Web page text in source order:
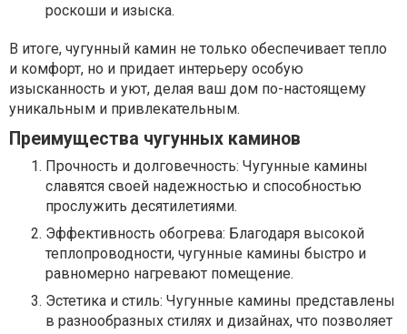
роскоши и изыска.
В итоге, чугунный камин не только обеспечивает тепло
и комфорт, но и придает интерьеру особую
изысканность и уют, делая ваш дом по-настоящему
уникальным и привлекательным.
Преимущества чугунных каминов
Прочность и долговечность: Чугунные камины
славятся своей надежностью и способностью
прослужить десятилетиями.
Эффективность обогрева: Благодаря высокой
теплопроводности, чугунные камины быстро и
равномерно нагревают помещение.
Эстетика и стиль: Чугунные камины представлены
в разнообразных стилях и дизайнах, что позволяет